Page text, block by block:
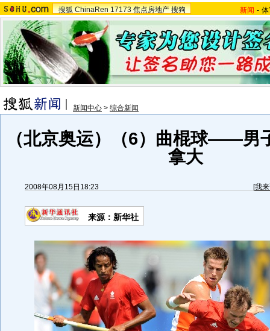
搜狐 ChinaRen 17173 焦点房地产 搜狗 新闻 -
新闻中心 > 综合新闻
（北京奥运）（6）曲棍球——男
拿大
2008年08月15日18:23 [我
来源：新华社